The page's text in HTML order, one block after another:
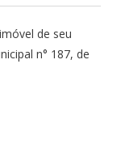
de seu
n° 187, de